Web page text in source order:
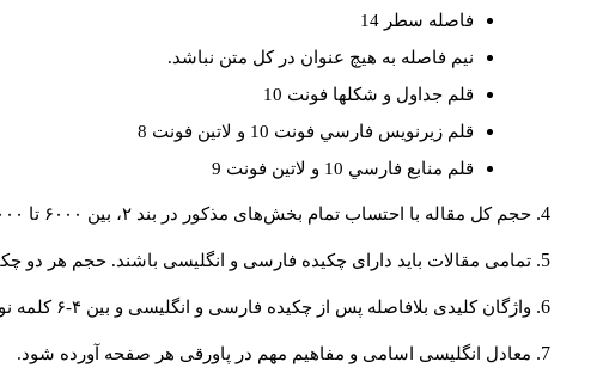
فاصله سطر 14
نيم فاصله به هيچ عنوان در كل متن نباشد.
قلم جداول و شكلها فونت 10
قلم زيرنويس فارسي فونت 10 و لاتين فونت 8
قلم منابع فارسي 10 و لاتين فونت 9
حجم کل مقاله با احتساب تمام بخش‌های مذکور در بند ۲، بین ۶۰۰۰ تا ۸۰۰۰کلمه باشد.
تمامی مقالات باید دارای چکیده فارسی و انگلیسی باشند. حجم هر دو چکیده کمتر از ۲۰۰ و بیشتر از
واژگان کلیدی بلافاصله پس از چکیده فارسی و انگلیسی و بین ۴-۶ کلمه نوشته شود.
معادل انگلیسی اسامی و مفاهیم مهم در پاورقی هر صفحه آورده شود.